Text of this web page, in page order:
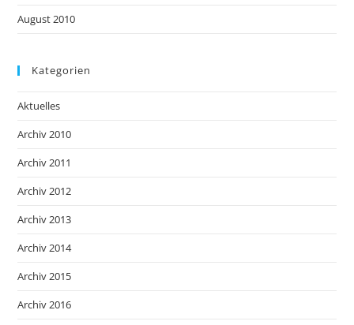
August 2010
Kategorien
Aktuelles
Archiv 2010
Archiv 2011
Archiv 2012
Archiv 2013
Archiv 2014
Archiv 2015
Archiv 2016